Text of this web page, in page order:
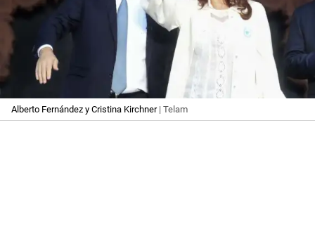
Alberto Fernández y Cristina Kirchner | Telam